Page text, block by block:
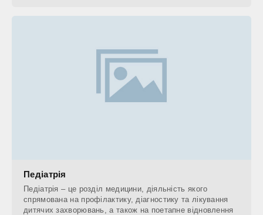
Педіатрія
Педіатрія – це розділ медицини, діяльність якого
спрямована на профілактику, діагностику та лікування
дитячих захворювань, а також на поетапне відновлення